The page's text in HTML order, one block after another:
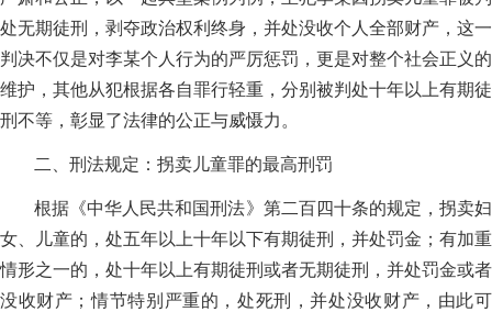
处无期徒刑，剥夺政治权利终身，并处没收个人全部财产，这一
判决不仅是对李某个人行为的严厉惩罚，更是对整个社会正义的
维护，其他从犯根据各自罪行轻重，分别被判处十年以上有期徒
刑不等，彰显了法律的公正与威慑力。
二、刑法规定：拐卖儿童罪的最高刑罚
根据《中华人民共和国刑法》第二百四十条的规定，拐卖妇
女、儿童的，处五年以上十年以下有期徒刑，并处罚金；有加重
情形之一的，处十年以上有期徒刑或者无期徒刑，并处罚金或者
没收财产；情节特别严重的，处死刑，并处没收财产，由此可